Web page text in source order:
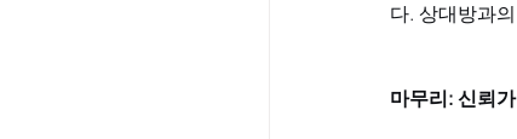
다. 상대방과
마무리: 신뢰